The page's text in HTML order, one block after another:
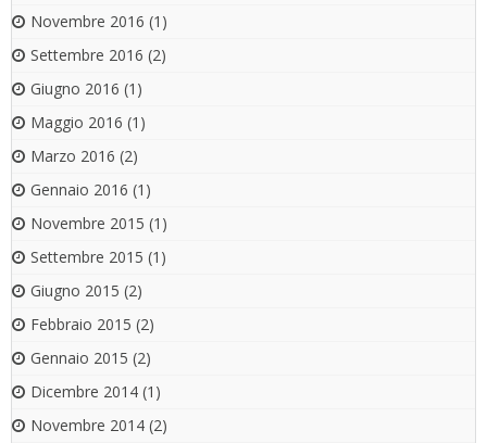
Novembre 2016 (1)
Settembre 2016 (2)
Giugno 2016 (1)
Maggio 2016 (1)
Marzo 2016 (2)
Gennaio 2016 (1)
Novembre 2015 (1)
Settembre 2015 (1)
Giugno 2015 (2)
Febbraio 2015 (2)
Gennaio 2015 (2)
Dicembre 2014 (1)
Novembre 2014 (2)